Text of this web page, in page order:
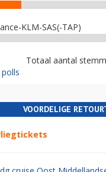
KLM-SAS(-TAP)
Totaal aantal
VOORDELIGE